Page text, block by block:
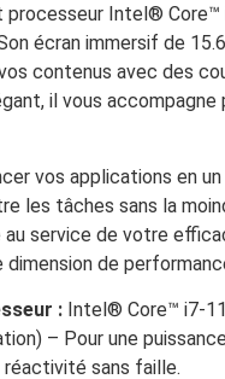
processeur Intel® Core™
écran immersif de
contenus avec des
il vous accompagne
vos applications en
les tâches sans la
au service de votre
dimension de
: Intel® Core™ i7-
– Pour une
réactivité sans faille.